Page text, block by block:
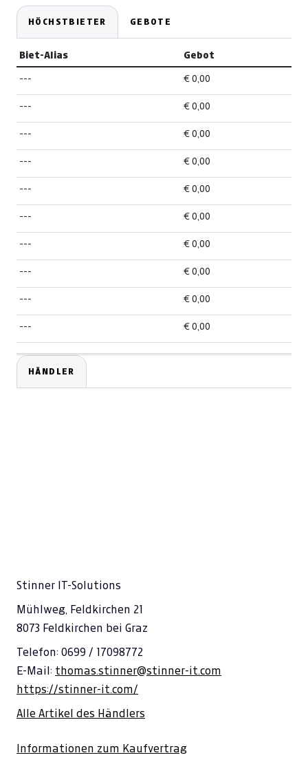
HÖCHSTBIETER GEBOTE
Biet-Alias Gebot
--- € 0,00
--- € 0,00
--- € 0,00
--- € 0,00
--- € 0,00
--- € 0,00
--- € 0,00
--- € 0,00
--- € 0,00
--- € 0,00
HÄNDLER
Stinner IT-Solutions
Mühlweg, Feldkirchen 21
8073 Feldkirchen bei Graz
Telefon: 0699 / 17098772
E-Mail: thomas.stinner@stinner-it.com
https://stinner-it.com/
Alle Artikel des Händlers
Informationen zum Kaufvertrag